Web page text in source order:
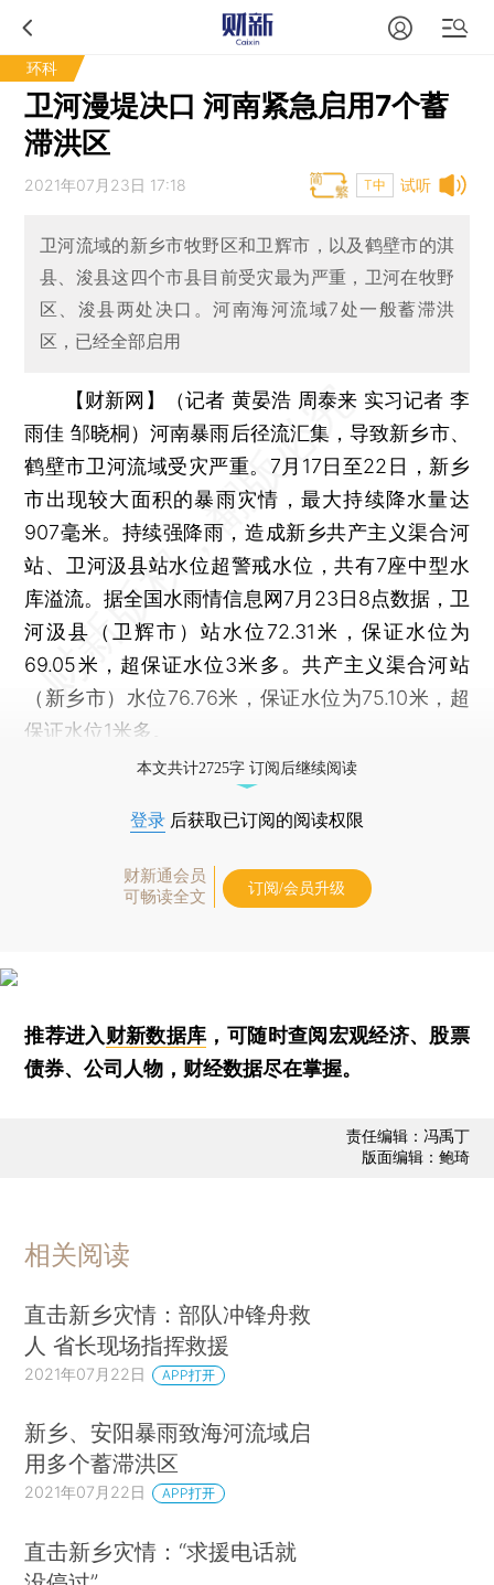
环科
卫河漫堤决口 河南紧急启用7个蓄
滞洪区
试听
2021年07月23日 17:18 T中
卫河流域的新乡市牧野区和卫辉市，以及鹤壁市的淇
县、浚县这四个市县目前受灾最为严重，卫河在牧野
区、浚县两处决口。河南海河流域7处一般蓄滞洪
区，已经全部启用
【财新网】（记者 黄晏浩 周泰来 实习记者 李
雨佳 邹晓桐）河南暴雨后径流汇集，导致新乡市、
鹤壁市卫河流域受灾严重。7月17日至22日，新乡
市出现较大面积的暴雨灾情，最大持续降水量达
907毫米。持续强降雨，造成新乡共产主义渠合河
站、卫河汲县站水位超警戒水位，共有7座中型水
库溢流。据全国水雨情信息网7月23日8点数据，卫
河汲县（卫辉市）站水位72.31米，保证水位为
69.05米，超保证水位3米多。共产主义渠合河站
（新乡市）水位76.76米，保证水位为75.10米，超
保证水位1米多。
本文共计2725字 订阅后继续阅读
登录 后获取已订阅的阅读权限
财新通会员
可畅读全文
订阅/会员升级
推荐进入财新数据库 ，可随时查阅宏观经济、股票
债券、公司人物，财经数据尽在掌握。
责任编辑：冯禹丁
版面编辑：鲍琦
相关阅读
直击新乡灾情：部队冲锋舟救
人 省长现场指挥救援
2021年07月22日 APP打开
新乡、安阳暴雨致海河流域启
用多个蓄滞洪区
2021年07月22日 APP打开
直击新乡灾情：“求援电话就